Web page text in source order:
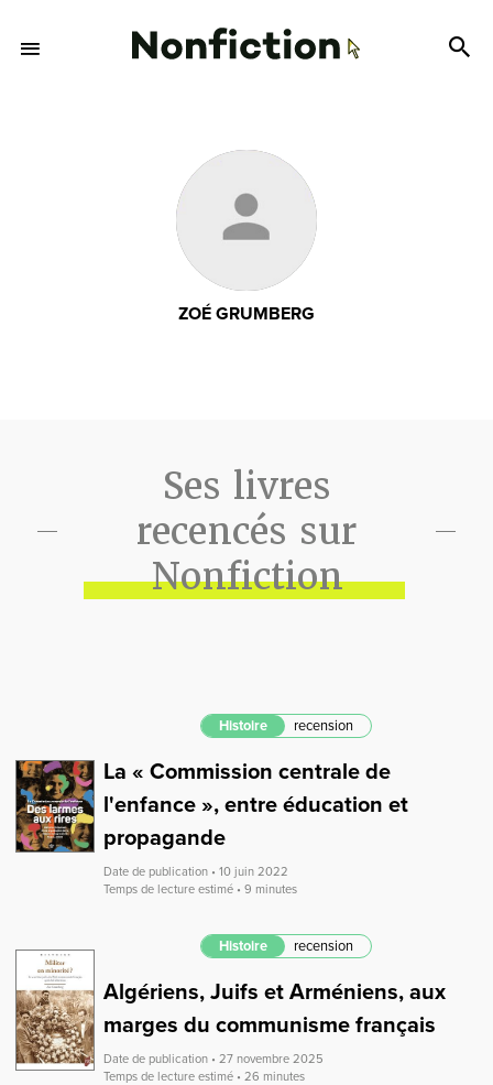
ZOÉ GRUMBERG
Ses livres
recencés sur
Nonfiction
Histoire recension
La « Commission centrale de
l'enfance », entre éducation et
propagande
Date de publication • 10 juin 2022
Temps de lecture estimé • 9 minutes
Histoire recension
Algériens, Juifs et Arméniens, aux
marges du communisme français
Date de publication • 27 novembre 2025
Temps de lecture estimé • 26 minutes